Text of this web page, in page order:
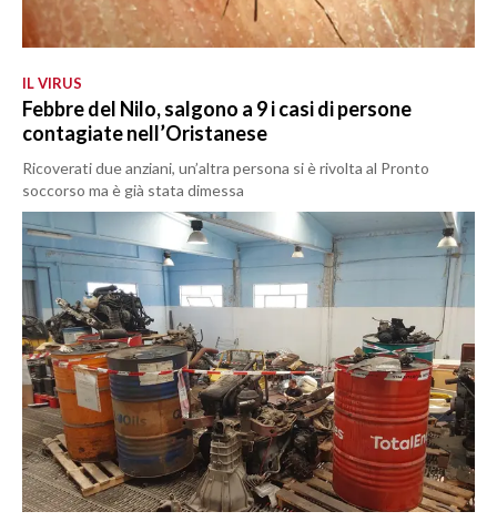
IL VIRUS
Febbre del Nilo, salgono a 9 i casi di persone
contagiate nell’Oristanese
Ricoverati due anziani, un’altra persona si è rivolta al Pronto
soccorso ma è già stata dimessa